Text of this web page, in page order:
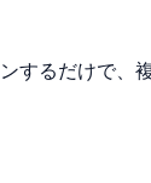
するだけで